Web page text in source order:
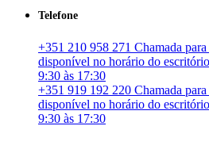
Telefone
+351 210 958 271 Chamada
disponível no horário do
9:30 às 17:30
+351 919 192 220 Chamada
disponível no horário do
9:30 às 17:30